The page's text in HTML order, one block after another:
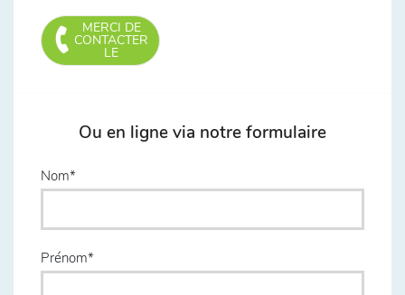
MERCI DE
CONTACTER
LE
Ou en ligne via notre formulaire
Nom
Prénom